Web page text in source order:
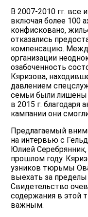
В 2007-2010 гг. все
включая более 100
конфисковано,
отказались
компенсацию.
организации
озабоченность
Кяризова,
давлением
семьи были лишены
в 2015 г. благодаря
кампании они
Предлагаемый
на интервью с
Юлией
прошлом году.
узников тюрьмы
выехать за
Свидетельство
содержания в этой
важным.